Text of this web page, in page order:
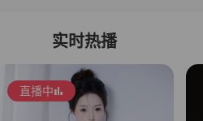
实时热播
直播中